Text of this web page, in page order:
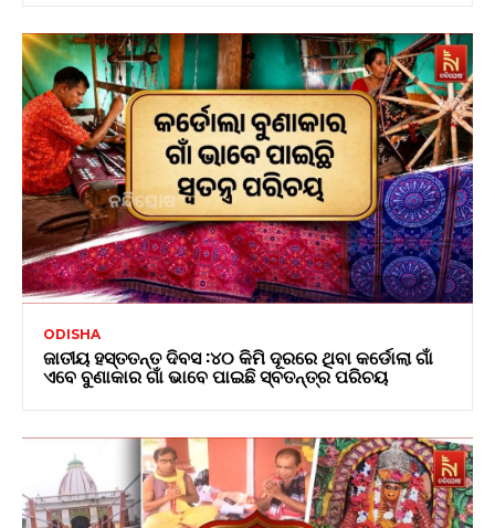
ODISHA
ଜାତୀୟ ହସ୍ତତନ୍ତ ଦିବସ :୪୦ କିମି ଦୂରରେ ଥିବା କର୍ଡୋଲା ଗାଁ
ଏବେ ବୁଣାକାର ଗାଁ ଭାବେ ପାଇଛି ସ୍ବତନ୍ତ୍ର ପରିଚୟ